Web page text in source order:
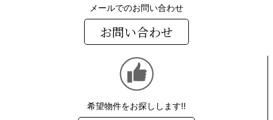
メールでのお問い合わせ
お問い合わせ
希望物件をお探しします!!